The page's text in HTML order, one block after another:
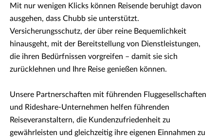
Mit nur wenigen Klicks können Reisende beruhigt davon
ausgehen, dass Chubb sie unterstützt.
Versicherungsschutz, der über reine Bequemlichkeit
hinausgeht, mit der Bereitstellung von Dienstleistungen,
die ihren Bedürfnissen vorgreifen – damit sie sich
zurücklehnen und Ihre Reise genießen können.
Unsere Partnerschaften mit führenden Fluggesellschaften
und Rideshare-Unternehmen helfen führenden
Reiseveranstaltern, die Kundenzufriedenheit zu
gewährleisten und gleichzeitig ihre eigenen Einnahmen zu